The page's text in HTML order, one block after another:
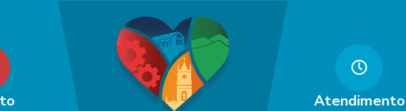
Atendimento